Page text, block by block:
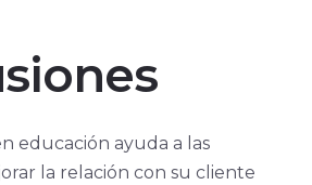
educación ayuda a las
la relación con su cliente